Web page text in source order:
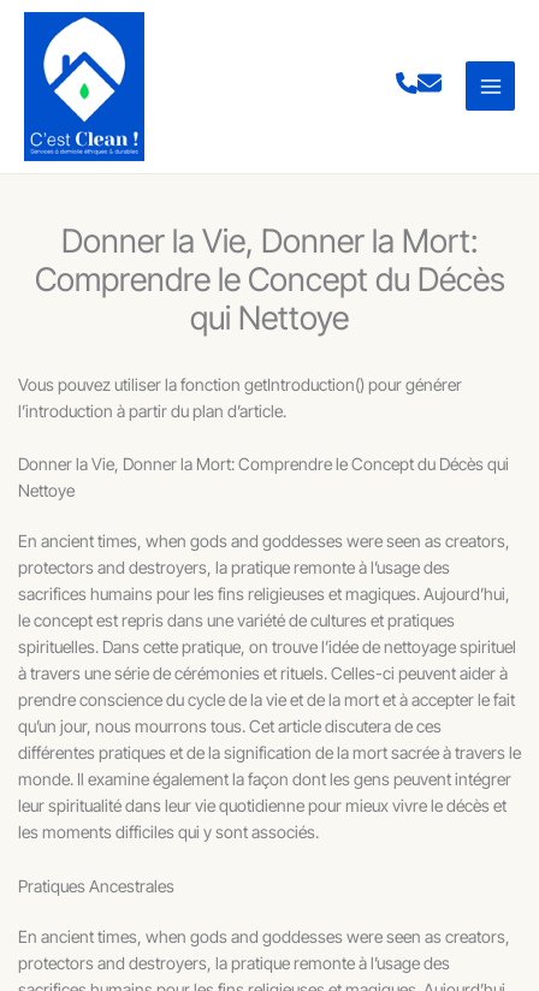
Aller
contenu
Donner la Vie, Donner la Mort:
Comprendre le Concept du Décès
qui Nettoye
Vous pouvez utiliser la fonction getIntroduction() pour générer
l’introduction à partir du plan d’article.
Donner la Vie, Donner la Mort: Comprendre le Concept du Décès qui
Nettoye
En ancient times, when gods and goddesses were seen as creators,
protectors and destroyers, la pratique remonte à l’usage des
sacrifices humains pour les fins religieuses et magiques. Aujourd’hui,
le concept est repris dans une variété de cultures et pratiques
spirituelles. Dans cette pratique, on trouve l’idée de nettoyage spirituel
à travers une série de cérémonies et rituels. Celles-ci peuvent aider à
prendre conscience du cycle de la vie et de la mort et à accepter le fait
qu’un jour, nous mourrons tous. Cet article discutera de ces
différentes pratiques et de la signification de la mort sacrée à travers le
monde. Il examine également la façon dont les gens peuvent intégrer
leur spiritualité dans leur vie quotidienne pour mieux vivre le décès et
les moments difficiles qui y sont associés.
Pratiques Ancestrales
En ancient times, when gods and goddesses were seen as creators,
protectors and destroyers, la pratique remonte à l’usage des